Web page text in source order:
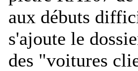
aux débuts
s'ajoute le
des "voitures